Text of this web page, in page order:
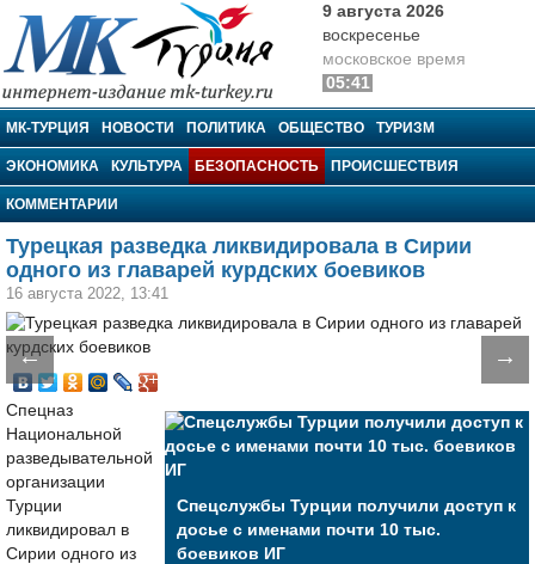
МК-Турция
9 августа 2026
воскресенье
московское время
05:41
МК-ТУРЦИЯ НОВОСТИ ПОЛИТИКА ОБЩЕСТВО ТУРИЗМ
ЭКОНОМИКА КУЛЬТУРА БЕЗОПАСНОСТЬ ПРОИСШЕСТВИЯ
КОММЕНТАРИИ
Турецкая разведка ликвидировала в Сирии
одного из главарей курдских боевиков
16 августа 2022, 13:41
← →
Спецслужбы Турции получили доступ к
досье с именами почти 10 тыс.
боевиков ИГ
Спецназ
Национальной
разведывательной
организации
Турции
ликвидировал в
Сирии одного из